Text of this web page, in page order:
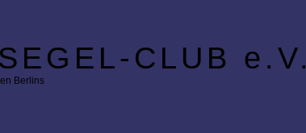
CLUB e.V.
Berlins